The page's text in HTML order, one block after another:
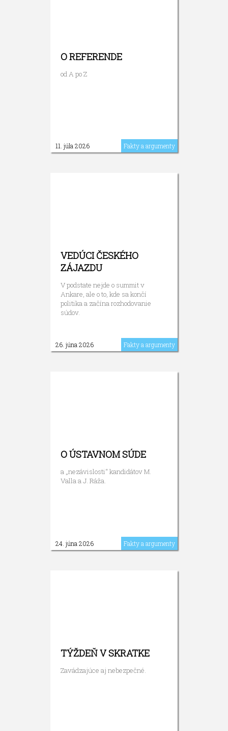
O REFERENDE
od A po Z
11. júla 2026 Fakty a argumenty
VEDÚCI ČESKÉHO
ZÁJAZDU
V podstate nejde o summit v
Ankare, ale o to, kde sa končí
politika a začína rozhodovanie
súdov.
26. júna 2026 Fakty a argumenty
O ÚSTAVNOM SÚDE
a „nezávislosti“ kandidátov M.
Valla a J. Ráža.
24. júna 2026 Fakty a argumenty
TÝŽDEŇ V SKRATKE
Zavádzajúce aj nebezpečné.